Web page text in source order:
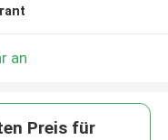
an
Preis für